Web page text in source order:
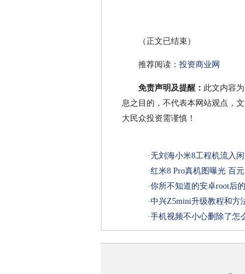
（正文已结束）
推荐阅读： 投资商业网
免责声明及提醒： 此文内容
息之目的，不代表本网站观点，
大民众投资需谨慎！
·无刘海小米8工程机流入
·红米8 Pro真机图曝光 百
·你所不知道的安卓root后
·中兴Z5mini升级教程和方
·手机视频不小心删除了怎